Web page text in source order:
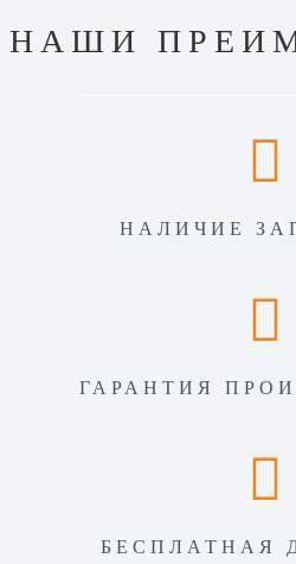
НАШИ
НАЛИЧИЕ
ГАРАНТИЯ
БЕСПЛАТНАЯ